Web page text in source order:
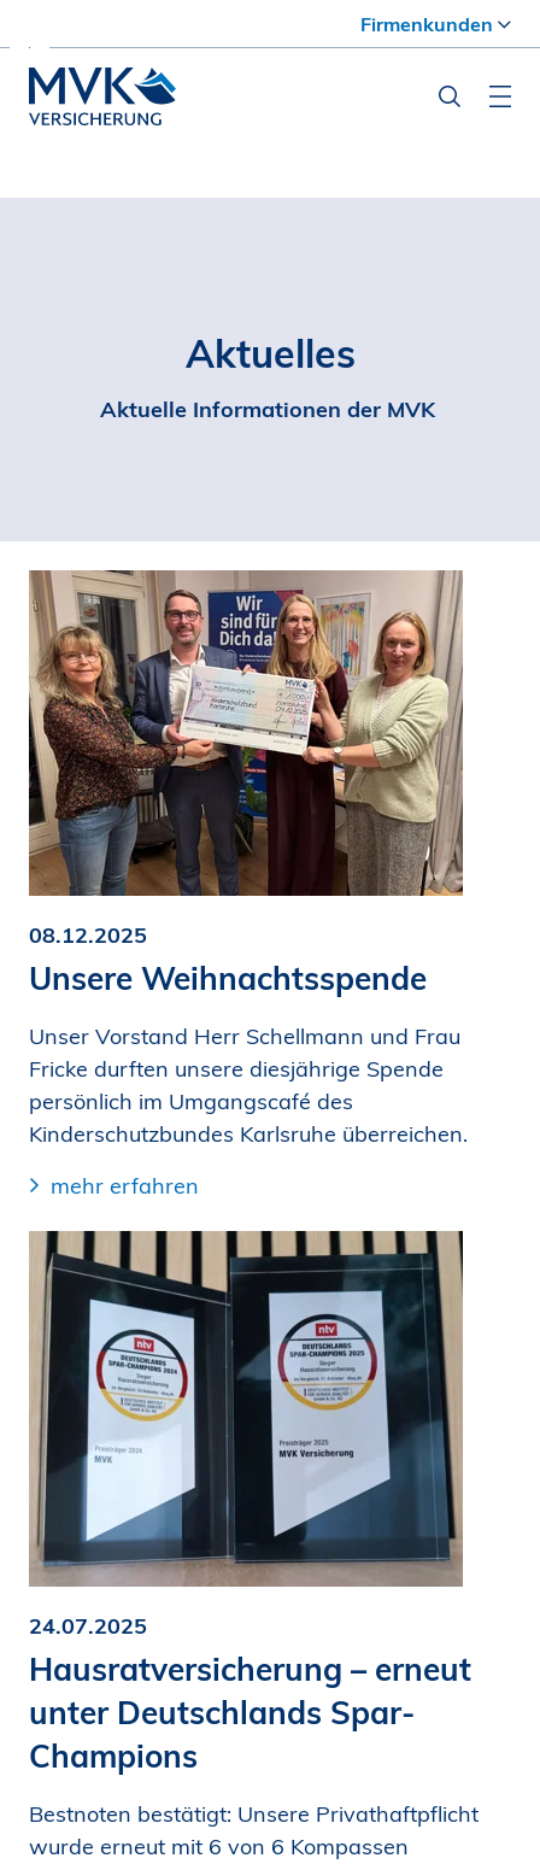
Firmenkunden
Aktuelles
Aktuelle Informationen der MVK
08.12.2025
Unsere Weihnachtsspende
Unser Vorstand Herr Schellmann und Frau
Fricke durften unsere diesjährige Spende
persönlich im Umgangscafé des
Kinderschutzbundes Karlsruhe überreichen.
mehr erfahren
24.07.2025
Hausratversicherung – erneut
unter Deutschlands Spar-
Champions
Bestnoten bestätigt: Unsere Privathaftpflicht
wurde erneut mit 6 von 6 Kompassen